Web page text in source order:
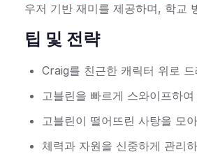
우저 기반 재미를 제공하며, 학교
팁 및 전략
Craig를 친근한 캐릭터 위로
고블린을 빠르게 스와이프하
고블린이 떨어뜨린 사탕을 모
체력과 자원을 신중하게 관리